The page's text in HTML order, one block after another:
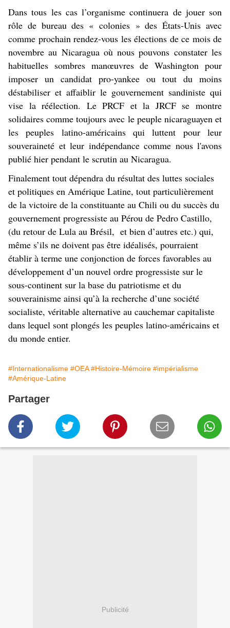
Dans tous les cas l’organisme continuera de jouer son
rôle de bureau des « colonies » des États-Unis avec
comme prochain rendez-vous les élections de ce mois de
novembre au Nicaragua où nous pouvons constater les
habituelles sombres manœuvres de Washington pour
imposer un candidat pro-yankee ou tout du moins
déstabiliser et affaiblir le gouvernement sandiniste qui
vise la réélection. Le PRCF et la JRCF se montre
solidaires comme toujours avec le peuple nicaraguayen et
les peuples latino-américains qui luttent pour leur
souveraineté et leur indépendance comme nous l'avons
publié hier pendant le scrutin au Nicaragua.
Finalement tout dépendra du résultat des luttes sociales
et politiques en Amérique Latine, tout particulièrement
de la victoire de la constituante au Chili ou du succès du
gouvernement progressiste au Pérou de Pedro Castillo,
(du retour de Lula au Brésil, et bien d’autres etc.) qui,
même s’ils ne doivent pas être idéalisés, pourraient
établir à terme une conjonction de forces favorables au
développement d’un nouvel ordre progressiste sur le
sous-continent sur la base du patriotisme et du
souverainisme ainsi qu’à la recherche d’une société
socialiste, véritable alternative au cauchemar capitaliste
dans lequel sont plongés les peuples latino-américains et
du monde entier.
#Internationalisme #OEA #Histoire-Mémoire #impérialisme
#Amérique-Latine
Partager
Publicité